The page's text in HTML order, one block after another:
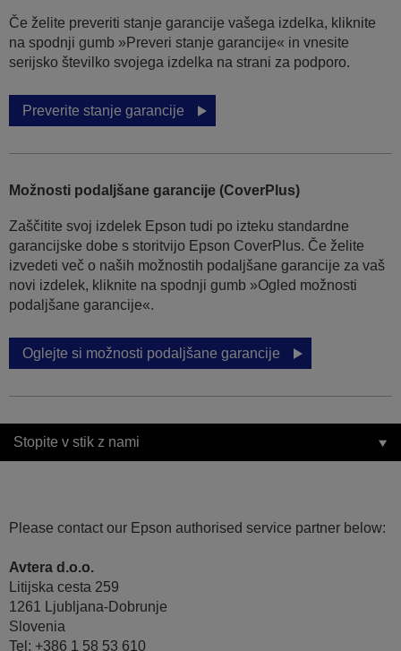
Če želite preveriti stanje garancije vašega izdelka, kliknite
na spodnji gumb »Preveri stanje garancije« in vnesite
serijsko številko svojega izdelka na strani za podporo.
Preverite stanje garancije
Možnosti podaljšane garancije (CoverPlus)
Zaščitite svoj izdelek Epson tudi po izteku standardne
garancijske dobe s storitvijo Epson CoverPlus. Če želite
izvedeti več o naših možnostih podaljšane garancije za vaš
novi izdelek, kliknite na spodnji gumb »Ogled možnosti
podaljšane garancije«.
Oglejte si možnosti podaljšane garancije
Stopite v stik z nami
Please contact our Epson authorised service partner below:
Avtera d.o.o.
Litijska cesta 259
1261 Ljubljana-Dobrunje
Slovenia
Tel: +386 1 58 53 610